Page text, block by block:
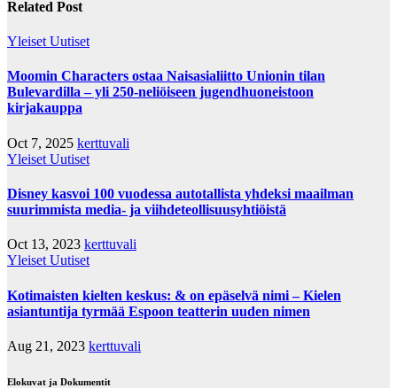
Related Post
Yleiset Uutiset
Moomin Characters ostaa Naisasialiitto Unionin tilan
Bulevardilla – yli 250-neliöiseen jugendhuoneistoon
kirjakauppa
Oct 7, 2025 kerttuvali
Yleiset Uutiset
Disney kasvoi 100 vuodessa autotallista yhdeksi maailman
suurimmista media- ja viihdeteollisuusyhtiöistä
Oct 13, 2023 kerttuvali
Yleiset Uutiset
Kotimaisten kielten keskus: & on epäselvä nimi – Kielen
asiantuntija tyrmää Espoon teatterin uuden nimen
Aug 21, 2023 kerttuvali
Elokuvat ja Dokumentit